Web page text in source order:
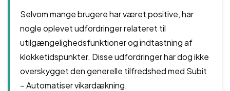
Selvom mange brugere har været positive, har
nogle oplevet udfordringer relateret til
utilgængelighedsfunktioner og indtastning af
klokketidspunkter. Disse udfordringer har dog ikke
overskygget den generelle tilfredshed med Subit
– Automatiser vikardækning.